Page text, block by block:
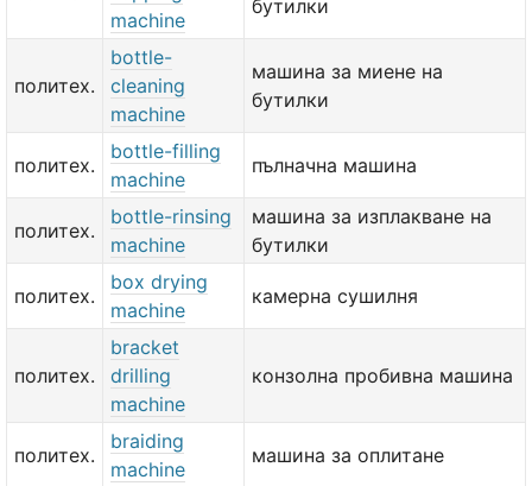
machine
бутилки
политех.
bottle-
cleaning
machine
машина за миене на
бутилки
политех.
bottle-filling
machine
пълначна машина
политех.
bottle-rinsing
machine
машина за изплакване на
бутилки
политех.
box drying
machine
камерна сушилня
политех.
bracket
drilling
machine
конзолна пробивна машина
политех.
braiding
machine
машина за оплитане